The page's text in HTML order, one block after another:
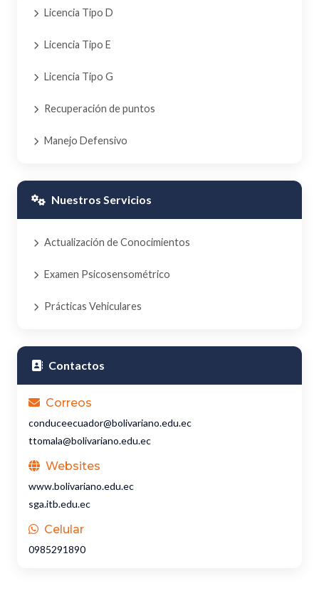
Licencia Tipo D
Licencia Tipo E
Licencia Tipo G
Recuperación de puntos
Manejo Defensivo
Nuestros Servicios
Actualización de Conocimientos
Examen Psicosensométrico
Prácticas Vehiculares
Contactos
Correos
conduceecuador@bolivariano.edu.ec
ttomala@bolivariano.edu.ec
Websites
www.bolivariano.edu.ec
sga.itb.edu.ec
Celular
0985291890